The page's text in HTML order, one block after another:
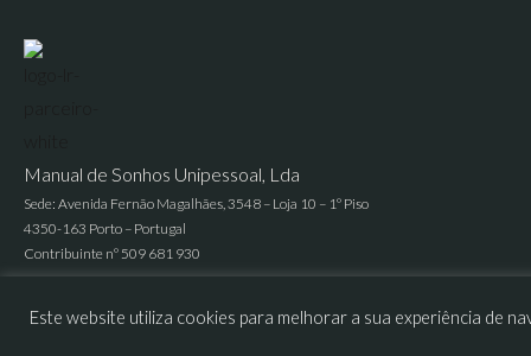
Manual de Sonhos Unipessoal, Lda
Sede: Avenida Fernão Magalhães, 3548 – Loja 10 – 1º Piso
4350-163 Porto – Portugal
Contribuinte nº 509 681 930
Este website utiliza cookies para melhorar a sua experiência de